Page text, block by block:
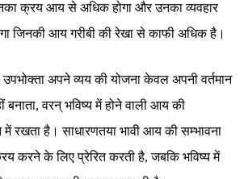
क्रय आय से अधिक होगा और उनका व्यवहार
जिनकी आय गरीबी की रेखा से काफी अधिक है।
उपभोक्ता अपने व्यय की योजना केवल अपनी वर्तमान
वरन् भविष्य में होने वाली आय की
में रखता है। साधारणतया भावी आय की सम्भावना
करने के लिए प्रेरित करती है, जबकि भविष्य में